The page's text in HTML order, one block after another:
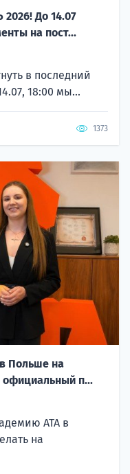
До 14.07
на пост...
в последний
18:00 мы...
1373
Польше на
официальный п...
ATA в
на